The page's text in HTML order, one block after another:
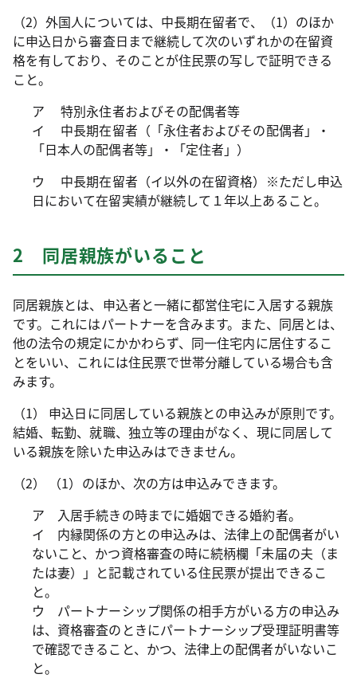
（2）外国人については、中長期在留者で、（1）のほか
に申込日から審査日まで継続して次のいずれかの在留資
格を有しており、そのことが住民票の写しで証明できる
こと。
ア 特別永住者およびその配偶者等
イ 中長期在留者（「永住者およびその配偶者」・
「日本人の配偶者等」・「定住者」）
ウ 中長期在留者（イ以外の在留資格）※ただし申込
日において在留実績が継続して１年以上あること。
2 同居親族がいること
同居親族とは、申込者と一緒に都営住宅に入居する親族
です。これにはパートナーを含みます。また、同居とは、
他の法令の規定にかかわらず、同一住宅内に居住するこ
とをいい、これには住民票で世帯分離している場合も含
みます。
（1） 申込日に同居している親族との申込みが原則です。
結婚、転勤、就職、独立等の理由がなく、現に同居して
いる親族を除いた申込みはできません。
（2） （1）のほか、次の方は申込みできます。
ア 入居手続きの時までに婚姻できる婚約者。
イ 内縁関係の方との申込みは、法律上の配偶者がい
ないこと、かつ資格審査の時に続柄欄「未届の夫（ま
たは妻）」と記載されている住民票が提出できるこ
と。
ウ パートナーシップ関係の相手方がいる方の申込み
は、資格審査のときにパートナーシップ受理証明書等
で確認できること、かつ、法律上の配偶者がいないこ
と。